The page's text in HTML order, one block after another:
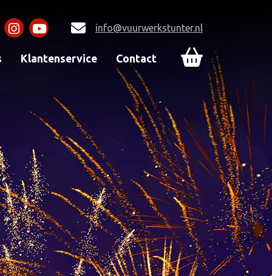
info@vuurwerkstunter.nl
Klantenservice Contact